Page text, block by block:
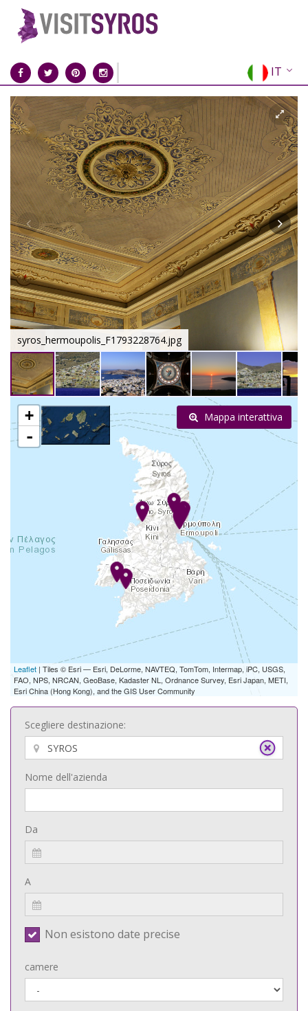
IT
EN
EL
FR
DE
ES
RU
CN
syros_hermoupolis_F1793228764.jpg
+
-
Leaflet | Tiles © Esri — Esri, DeLorme, NAVTEQ, TomTom, Intermap, iPC, USGS,
FAO, NPS, NRCAN, GeoBase, Kadaster NL, Ordnance Survey, Esri Japan, METI,
Esri China (Hong Kong), and the GIS User Community
Mappa interattiva
Scegliere destinazione:
Nome dell'azienda
Da
A
Non esistono date precise
camere